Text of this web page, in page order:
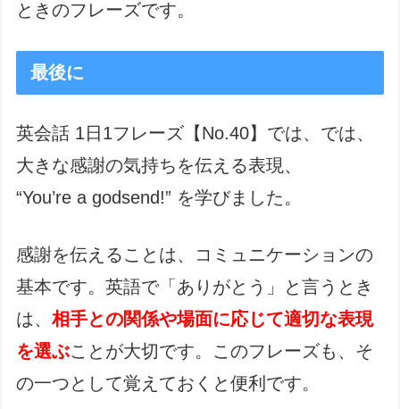
ときのフレーズです。
最後に
英会話 1日1フレーズ【No.40】では、では、
大きな感謝の気持ちを伝える表現、
“You’re a godsend!” を学びました。
感謝を伝えることは、コミュニケーションの
基本です。英語で「ありがとう」と言うとき
は、相手との関係や場面に応じて適切な表現
を選ぶことが大切です。このフレーズも、そ
の一つとして覚えておくと便利です。